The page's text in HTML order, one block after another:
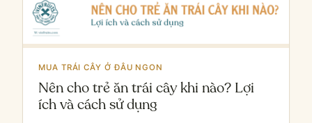
MUA TRÁI CÂY Ở ĐÂU NGON
Nên cho trẻ ăn trái cây khi nào? Lợi
ích và cách sử dụng